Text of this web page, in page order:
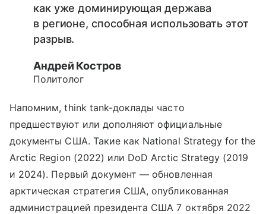
как уже доминирующая держава
в регионе, способная использовать этот
разрыв.
Андрей Костров
Политолог
Напомним, think tank-доклады часто
предшествуют или дополняют официальные
документы США. Такие как National Strategy for the
Arctic Region (2022) или DoD Arctic Strategy (2019
и 2024). Первый документ — обновленная
арктическая стратегия США, опубликованная
администрацией президента США 7 октября 2022